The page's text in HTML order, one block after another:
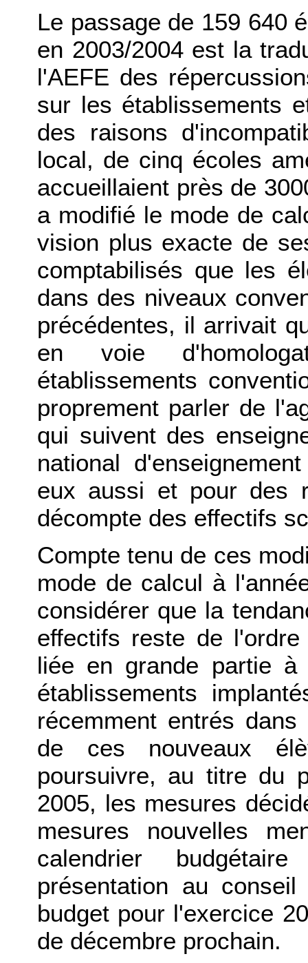
Le passage de 159 640
en 2003/2004 est la
l'AEFE des
sur les établissements
des raisons
local, de cinq écoles
accueillaient près de
a modifié le mode de
vision plus exacte de
comptabilisés que les
dans des niveaux
précédentes, il arrivait
en voie
établissements
proprement parler de
qui suivent des
national
eux aussi et pour des
décompte des effectifs
Compte tenu de ces
mode de calcul à
considérer que la
effectifs reste de
liée en grande partie
établissements
récemment entrés
de ces nouveaux
poursuivre, au titre du
2005, les mesures
mesures nouvelles
calendrier
présentation au
budget pour l'exercice
de décembre prochain.